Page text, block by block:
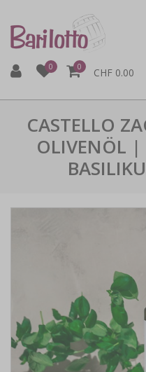
0 0 CHF 0.00
CASTELLO
OLIVENÖL |